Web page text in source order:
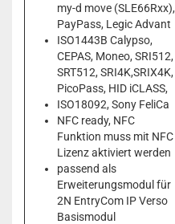
my-d move (SLE66Rxx),
PayPass, Legic Advant
ISO1443B Calypso,
CEPAS, Moneo, SRI512,
SRT512, SRI4K,SRIX4K,
PicoPass, HID iCLASS,
ISO18092, Sony FeliCa
NFC ready, NFC
Funktion muss mit NFC
Lizenz aktiviert werden
passend als
Erweiterungsmodul für
2N EntryCom IP Verso
Basismodul